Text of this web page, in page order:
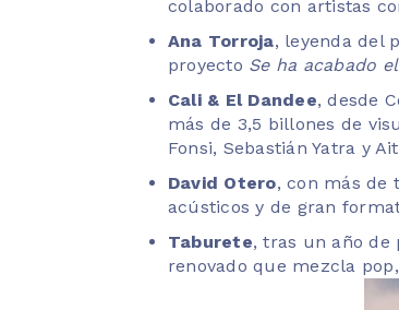
colaborado con artistas
Ana Torroja, leyenda del
proyecto Se ha acabado
Cali & El Dandee, desde
más de 3,5 billones de
Fonsi, Sebastián Yatra y
David Otero, con más de
acústicos y de gran
Taburete, tras un año de
renovado que mezcla